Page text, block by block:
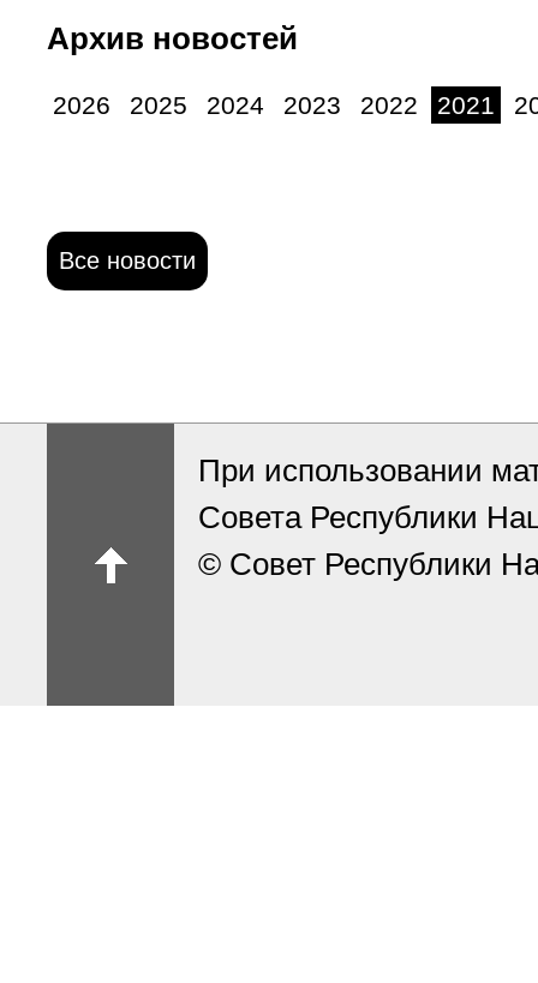
Архив новостей
2026 2025 2024 2023 2022 2021
Все новости
При использовании
Совета Республики
© Совет Республики